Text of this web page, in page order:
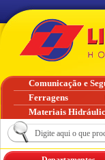
Comunicação e
Ferragens
Materiais